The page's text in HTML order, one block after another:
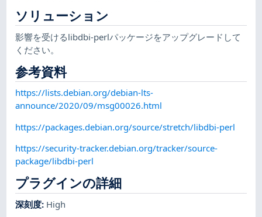
ソリューション
影響を受けるlibdbi-perlパッケージをアップグレードして
ください。
参考資料
https://lists.debian.org/debian-lts-
announce/2020/09/msg00026.html
https://packages.debian.org/source/stretch/libdbi-perl
https://security-tracker.debian.org/tracker/source-
package/libdbi-perl
プラグインの詳細
深刻度: High